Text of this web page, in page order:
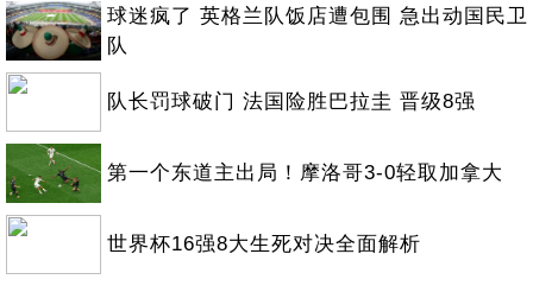
球迷疯了 英格兰队饭店遭包围 急出动国民卫
队
队长罚球破门 法国险胜巴拉圭 晋级8强
第一个东道主出局！摩洛哥3-0轻取加拿大
世界杯16强8大生死对决全面解析